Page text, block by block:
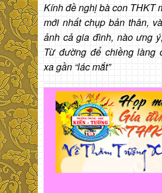
Kính đề nghị bà con THKT
mới nhất chụp bản thân,
ảnh cả gia đình, nào ưng
Từ đường để chiềng làng
xa gần “lác mắt”